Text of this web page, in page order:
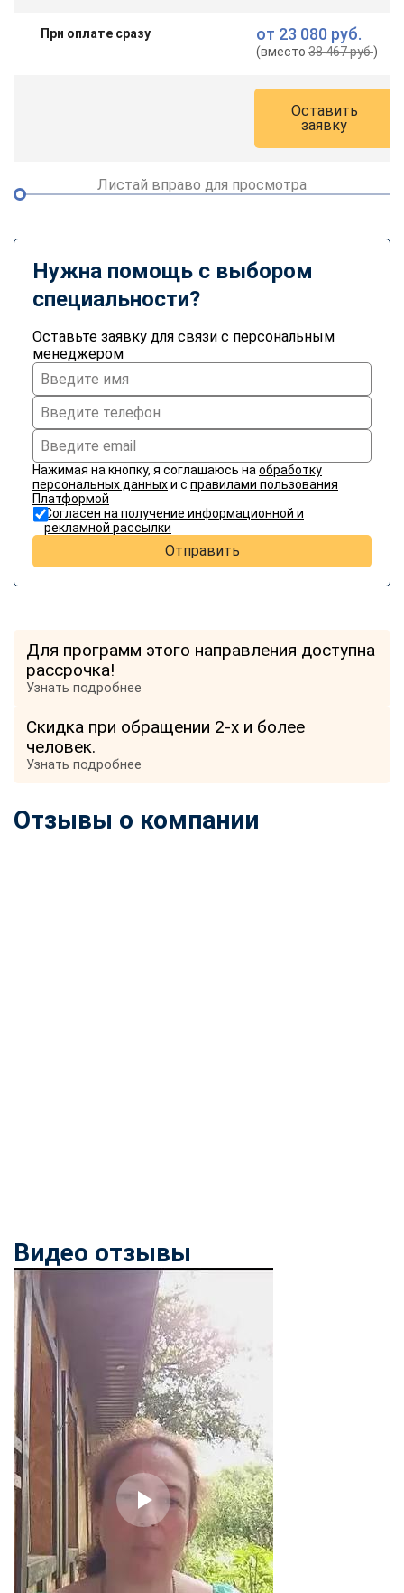
При оплате сразу от 23 080 руб.
(вместо38 467 руб.)
Оставить
заявку
Листай вправо для просмотра
Нужна помощь с выбором
специальности?
Оставьте заявку для связи с персональным
менеджером
Нажимая на кнопку, я соглашаюсь на обработку
персональных данныхи с правилами пользования
Платформой
Согласен на получение информационной и
рекламной рассылки
Отправить
Для программ этого направления доступна
рассрочка!
Узнать подробнее
Скидка при обращении 2-х и более
человек.
Узнать подробнее
Отзывы о компании
Видео отзывы